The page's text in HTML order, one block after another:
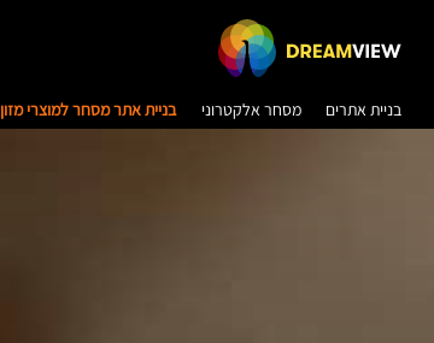
בניית אתרים מסחר אלקטרוני בניית אתר מסחר למוצרי מזון